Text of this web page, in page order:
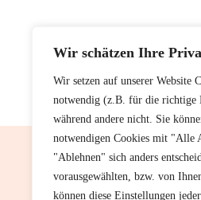
Wir schätzen Ihre
Wir setzen auf unserer Website
notwendig (z.B. für die richtige
während andere nicht. Sie
notwendigen Cookies mit "Alle
"Ablehnen" sich anders
vorausgewählten, bzw. von
können diese Einstellungen